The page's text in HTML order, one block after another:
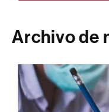
Archivo de